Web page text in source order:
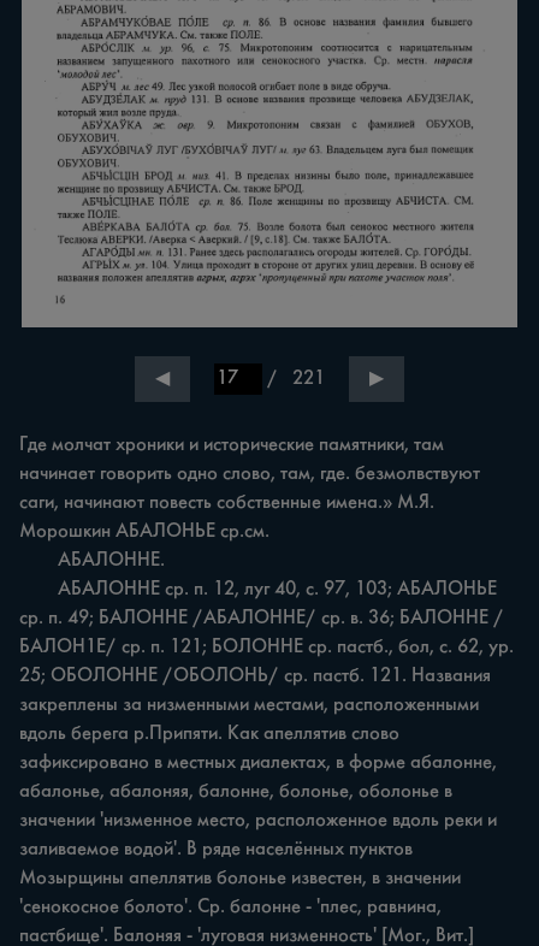
◀ / 221 ▶
Где молчат хроники и исторические памятники, там
начинает говорить одно слово, там, где. безмолвствуют
саги, начинают повесть собственные имена.» М.Я.
Морошкин АБАЛОНЬЕ ср.см.
ср. п. 49; БАЛОННЕ /АБАЛОННЕ/ ср. в. 36; БАЛОННЕ /
БАЛОН1Е/ ср. п. 121; БОЛОННЕ ср. пастб., бол, с. 62, ур.
25; ОБОЛОННЕ /ОБОЛОНЬ/ ср. пастб. 121. Названия
закреплены за низменными местами, расположенными
вдоль берега р.Припяти. Как апеллятив слово
зафиксировано в местных диалектах, в форме абалонне,
абалонье, абалоняя, балонне, болонье, оболонье в
значении 'низменное место, расположенное вдоль реки и
заливаемое водой'. В ряде населённых пунктов
Мозырщины апеллятив болонье известен, в значении
'сенокосное болото'. Ср. балонне - 'плес, равнина,
пастбище'. Балоняя - 'луговая низменность' [Мог., Вит.]